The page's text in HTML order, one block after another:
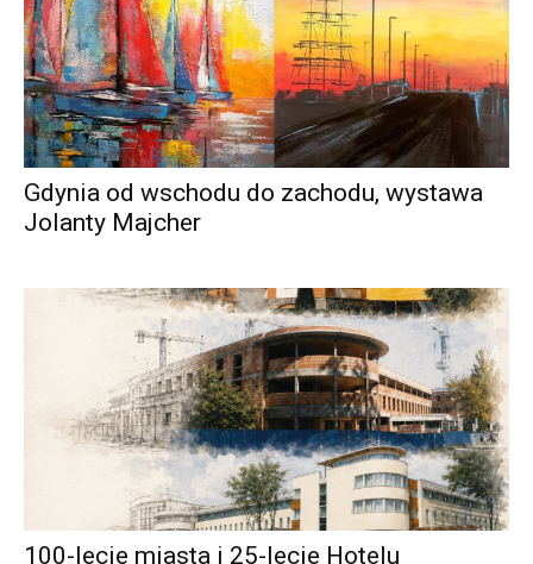
Gdynia od wschodu do zachodu, wystawa
Jolanty Majcher
100-lecie miasta i 25-lecie Hotelu